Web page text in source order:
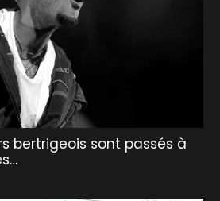
bertrigeois sont passés à